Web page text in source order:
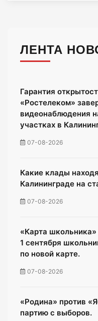
ЛЕНТА
Гарантия
«Ростелеком»
видеонаблюдения
участках в
07-08-2026
Какие клады
Калининграде на
07-08-2026
«Карта
1 сентября
по новой карте.
07-08-2026
«Родина» против
партию с выборов.